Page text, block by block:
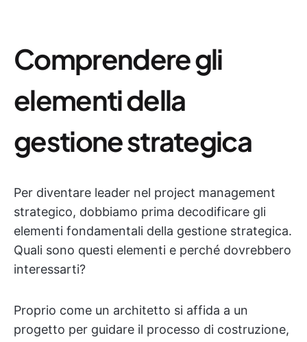
Comprendere gli
elementi della
gestione strategica
Per diventare leader nel project management
strategico, dobbiamo prima decodificare gli
elementi fondamentali della gestione strategica.
Quali sono questi elementi e perché dovrebbero
interessarti?
Proprio come un architetto si affida a un
progetto per guidare il processo di costruzione,